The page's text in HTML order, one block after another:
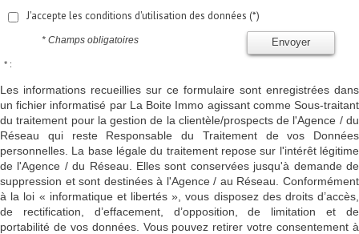
J'accepte les conditions d'utilisation des données (*)
Envoyer
* Champs obligatoires
* :
Les informations recueillies sur ce formulaire sont enregistrées dans
un fichier informatisé par La Boite Immo agissant comme Sous-traitant
du traitement pour la gestion de la clientèle/prospects de l'Agence / du
Réseau qui reste Responsable du Traitement de vos Données
personnelles. La base légale du traitement repose sur l'intérêt légitime
de l'Agence / du Réseau. Elles sont conservées jusqu'à demande de
suppression et sont destinées à l'Agence / au Réseau. Conformément
à la loi « informatique et libertés », vous disposez des droits d’accès,
de rectification, d’effacement, d’opposition, de limitation et de
portabilité de vos données. Vous pouvez retirer votre consentement à